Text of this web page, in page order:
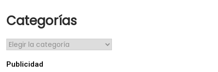
Categorías
Publicidad